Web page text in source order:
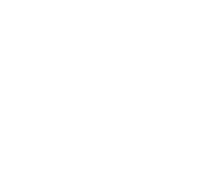
karcie